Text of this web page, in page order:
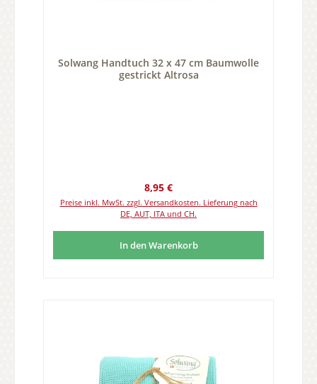
Solwang Handtuch 32 x 47 cm Baumwolle
gestrickt Altrosa
Regulärer Preis:
8,95 €
Preise inkl. MwSt. zzgl. Versandkosten. Lieferung nach
DE, AUT, ITA und CH.
In den Warenkorb